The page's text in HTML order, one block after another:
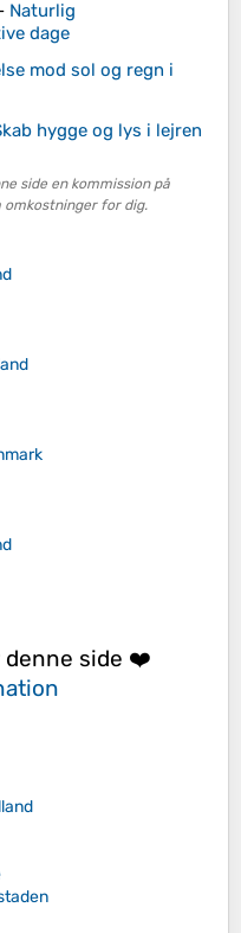
Naturlig
dage
mod sol og regn i
hygge og lys i lejren
side en kommission på
omkostninger for dig.
denne side ❤️